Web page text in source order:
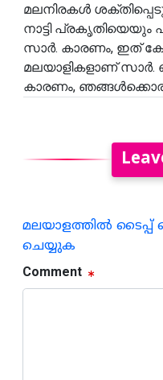
മലനിരകൾ
നാട്ടി പ്രകൃതിയെയും
സാർ. കാരണം, ഇത്
മലയാളികളാണ് സാർ.
കാരണം,
മലയാളത്തില്‍ ടൈപ്പ്
ചെയ്യുക
Comment